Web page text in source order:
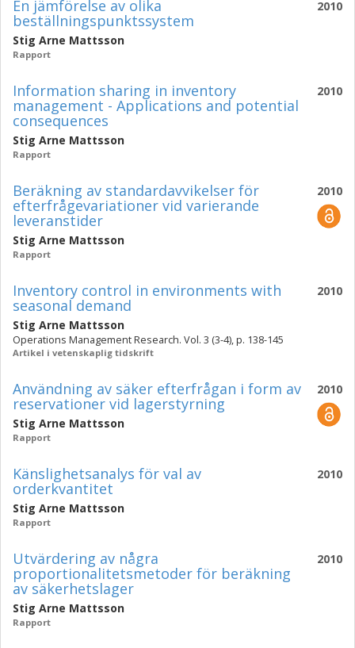
2010
En jämförelse av olika
beställningspunktssystem
Stig Arne Mattsson
Rapport
2010
Information sharing in inventory
management - Applications and potential
consequences
Stig Arne Mattsson
Rapport
2010
Beräkning av standardavvikelser för
efterfrågevariationer vid varierande
leveranstider
Stig Arne Mattsson
Rapport
2010
Inventory control in environments with
seasonal demand
Stig Arne Mattsson
Operations Management Research. Vol. 3 (3-4), p. 138-145
Artikel i vetenskaplig tidskrift
2010
Användning av säker efterfrågan i form av
reservationer vid lagerstyrning
Stig Arne Mattsson
Rapport
2010
Känslighetsanalys för val av
orderkvantitet
Stig Arne Mattsson
Rapport
2010
Utvärdering av några
proportionalitetsmetoder för beräkning
av säkerhetslager
Stig Arne Mattsson
Rapport